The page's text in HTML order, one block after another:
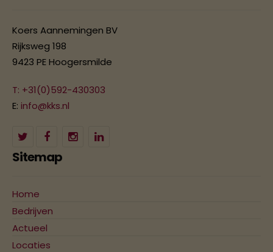
Koers Aannemingen BV
Rijksweg 198
9423 PE Hoogersmilde
T: +31(0)592-430303
E: info@kks.nl
Sitemap
Home
Bedrijven
Actueel
Locaties